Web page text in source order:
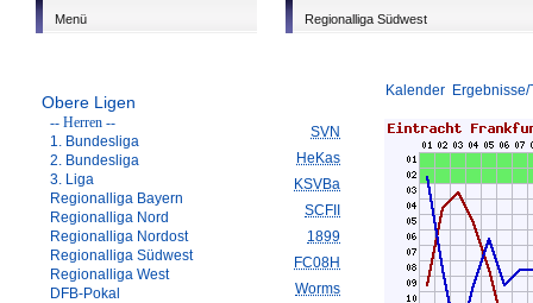
Menü
Obere Ligen
-- Herren --
1. Bundesliga
2. Bundesliga
3. Liga
Regionalliga Bayern
Regionalliga Nord
Regionalliga Nordost
Regionalliga Südwest
Regionalliga West
DFB-Pokal
Regionalliga Südwest
Kalender
SVN
HeKas
KSVBa
SCFII
1899
FC08H
Worms